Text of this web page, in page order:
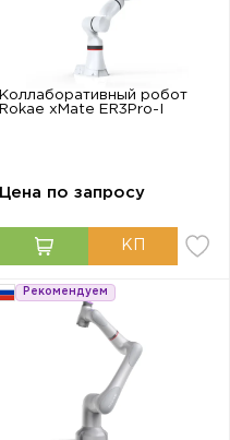
Коллаборативный робот
Rokae xMate ER3Pro-I
Цена по запросу
Рекомендуем